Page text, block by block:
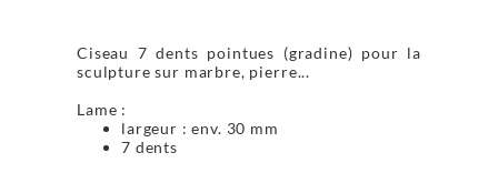
Ciseau 7 dents pointues (gradine) pour la
sculpture sur marbre, pierre...
Lame :
largeur : env. 30 mm
7 dents